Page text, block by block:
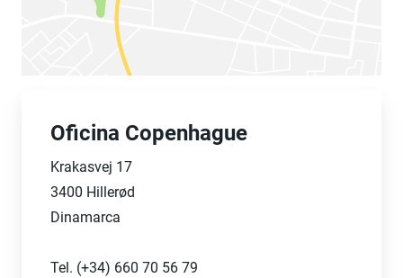
Oficina Copenhague
Krakasvej 17
3400 Hillerød
Dinamarca
Tel. (+34) 660 70 56 79